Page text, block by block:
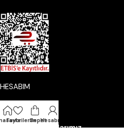
HESABIM
Mobil Uygulamalarımız
FavorilerimSepetHesabım